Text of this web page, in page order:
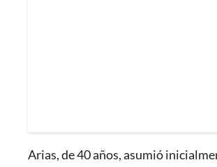
Arias, de 40 años, asumió